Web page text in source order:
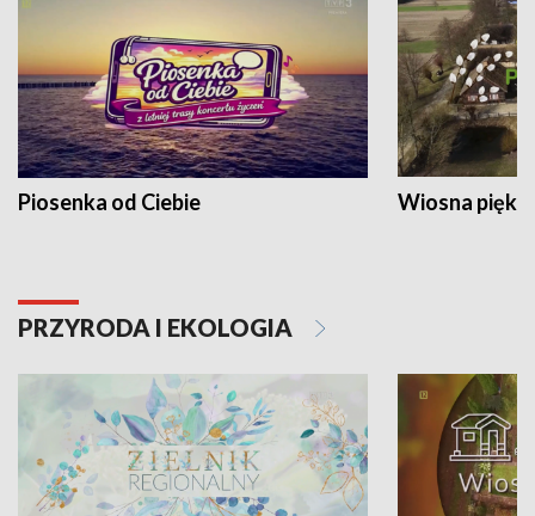
Piosenka od Ciebie Wiosna
PRZYRODA I EKOLOGIA